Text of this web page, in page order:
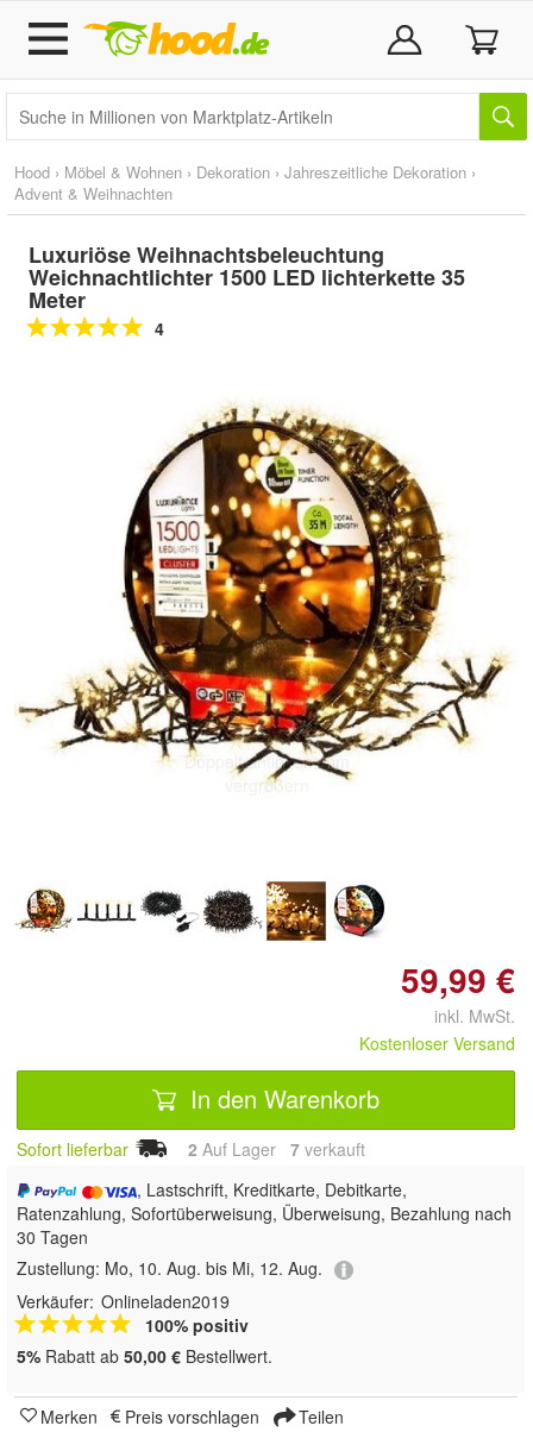
Hood › Möbel & Wohnen › Dekoration › Jahreszeitliche Dekoration ›
Advent & Weihnachten
Luxuriöse Weihnachtsbeleuchtung
Weichnachtlichter 1500 LED lichterkette 35
Meter
4
Doppelt antippen zum
vergrößern
59,99 €
inkl. MwSt.
Kostenloser Versand
In den Warenkorb
Sofort lieferbar 2 Auf Lager 7 verkauft
, Lastschrift, Kreditkarte, Debitkarte,
Ratenzahlung, Sofortüberweisung, Überweisung, Bezahlung nach
30 Tagen
Zustellung: Mo, 10. Aug. bis Mi, 12. Aug.
Verkäufer: Onlineladen2019
100% positiv
5% Rabatt ab 50,00 € Bestellwert.
Merken Preis vorschlagen Teilen